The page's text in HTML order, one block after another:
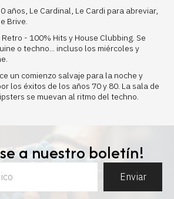
años, Le Cardinal, Le Cardi para abreviar,
Brive.
- 100% Hits y House Clubbing. Se
o techno... incluso los miércoles y
un comienzo salvaje para la noche y
los éxitos de los años 70 y 80. La sala de
se muevan al ritmo del techno.
a nuestro boletín!
Enviar